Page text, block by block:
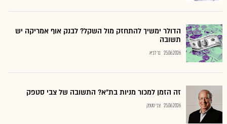
הדולר ימשיך להתחזק מול השקל? לבנק אוף אמריקה יש
תשובה
25.06.2026 בר לביא
זה הזמן למכור מניות בת"א? התשובה של צבי סטפק
25.06.2026 צבי סטפק